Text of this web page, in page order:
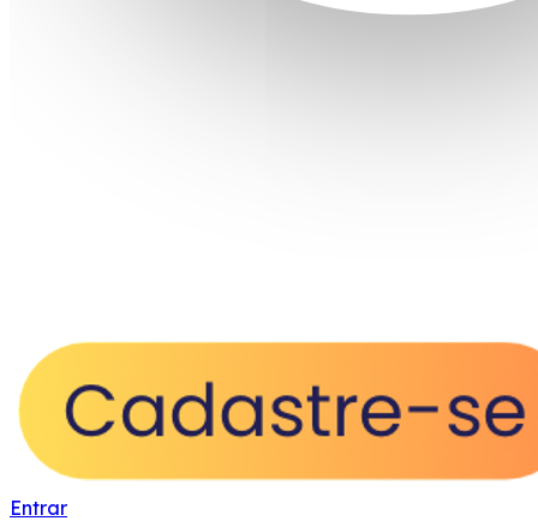
Entrar